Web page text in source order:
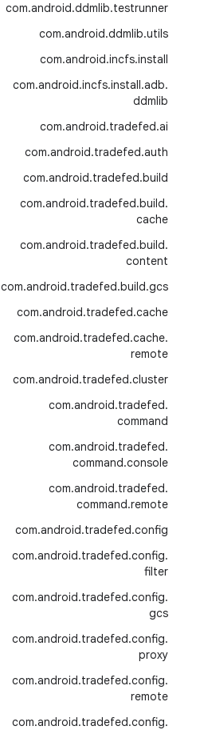
com.android.ddmlib.testrunner
com.android.ddmlib.utils
com.android.incfs.install
com.android.incfs.install.adb.
ddmlib
com.android.tradefed.ai
com.android.tradefed.auth
com.android.tradefed.build
com.android.tradefed.build.
cache
com.android.tradefed.build.
content
com.android.tradefed.build.gcs
com.android.tradefed.cache
com.android.tradefed.cache.
remote
com.android.tradefed.cluster
com.android.tradefed.
command
com.android.tradefed.
command.console
com.android.tradefed.
command.remote
com.android.tradefed.config
com.android.tradefed.config.
filter
com.android.tradefed.config.
gcs
com.android.tradefed.config.
proxy
com.android.tradefed.config.
remote
com.android.tradefed.config.